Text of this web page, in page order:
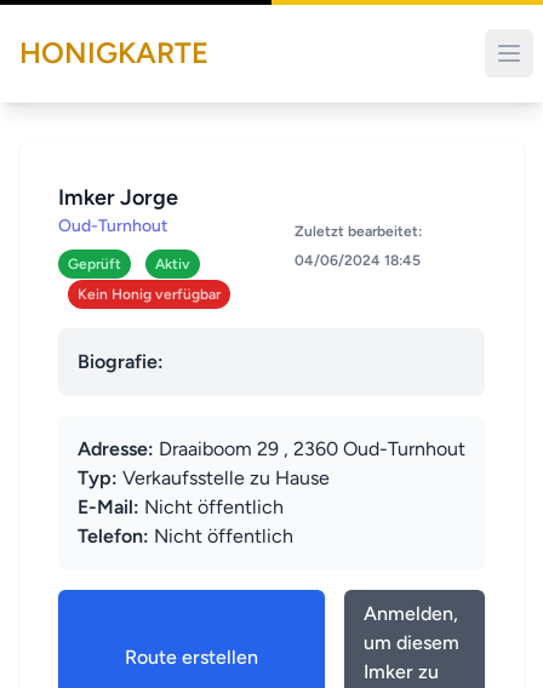
HONIGKARTE
Imker Jorge
Oud-Turnhout
Geprüft
Aktiv
Kein Honig verfügbar
Zuletzt bearbeitet:
04/06/2024 18:45
Biografie:
Adresse: Draaiboom 29 , 2360 Oud-Turnhout
Typ: Verkaufsstelle zu Hause
E-Mail: Nicht öffentlich
Telefon: Nicht öffentlich
Route erstellen
Anmelden,
um diesem
Imker zu